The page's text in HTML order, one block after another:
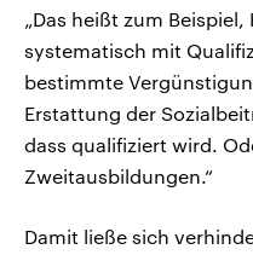
„Das heißt zum
systematisch mit
bestimmte
Erstattung der
dass qualifiziert wird.
Zweitausbildungen.“
Damit ließe sich